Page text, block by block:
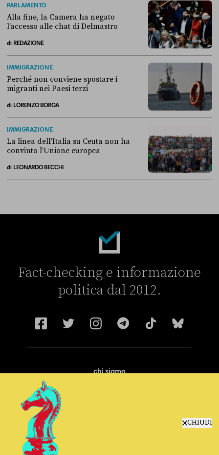
CHIUDI
PARLAMENTO
Alla fine, la Camera ha negato
l’accesso alle chat di Delmastro
di REDAZIONE
IMMIGRAZIONE
Perché non conviene spostare i
migranti nei Paesi terzi
di LORENZO BORGA
IMMIGRAZIONE
La linea dell’Italia su Ceuta non ha
convinto l’Unione europea
di LEONARDO BECCHI
Fact-checking e informazione
politica dal 2012.
chi siamo